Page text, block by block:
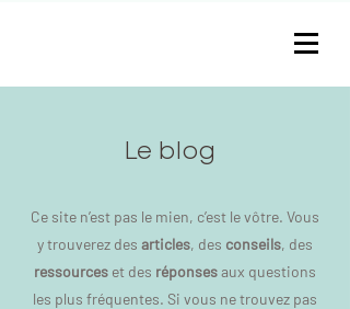
Le blog
Ce site n’est pas le mien, c’est le vôtre. Vous
y trouverez des articles, des conseils, des
ressources et des réponsesaux questions
les plus fréquentes. Si vous ne trouvez pas